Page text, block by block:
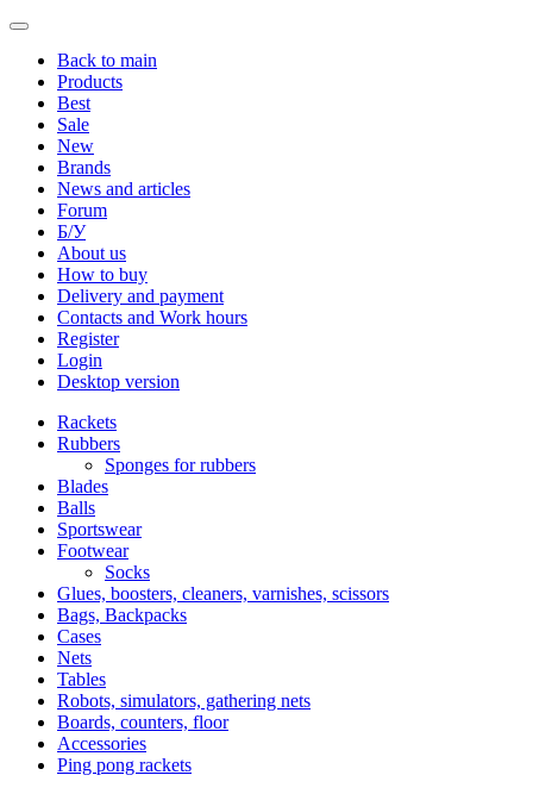
Back to main
Products
Best
Sale
New
Brands
News and articles
Forum
Б/У
About us
How to buy
Delivery and payment
Contacts and Work hours
Register
Login
Desktop version
Rackets
Rubbers
Sponges for rubbers
Blades
Balls
Sportswear
Footwear
Socks
Glues, boosters, cleaners, varnishes, scissors
Bags, Backpacks
Cases
Nets
Tables
Robots, simulators, gathering nets
Boards, counters, floor
Accessories
Ping pong rackets